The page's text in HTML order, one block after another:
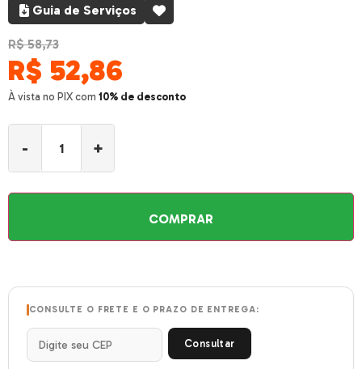
Guia de Serviços
R$ 58,73
R$ 52,86
À vista no PIX com 10% de desconto
- +
COMPRAR
CONSULTE O FRETE E O PRAZO DE ENTREGA:
Consultar